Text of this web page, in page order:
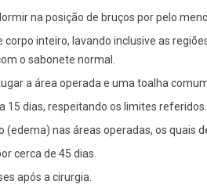
na posição de bruços por pelo
inteiro, lavando inclusive as
o sabonete normal.
a área operada e uma toalha
15 dias, respeitando os limites referidos.
nas áreas operadas, os quais
cerca de 45 dias.
após a cirurgia.